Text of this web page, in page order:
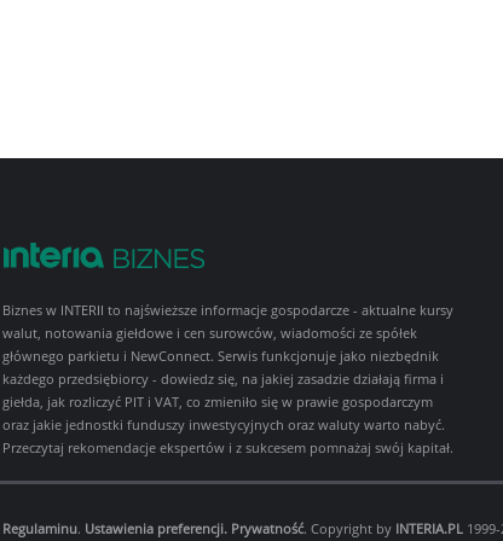
Biznes w INTERII to najświeższe informacje gospodarcze - aktualne kursy
walut, notowania giełdowe i cen surowców, wiadomości ze spółek
głównego parkietu i NewConnect. Serwis funkcjonuje jako niezbędnik
każdego przedsiębiorcy - dowiedz się, na jakiej zasadzie działają firma i
giełda, jak rozliczyć PIT i VAT, co zmieniło się w prawie gospodarczym
oraz jakie jednostki funduszy inwestycyjnych oraz waluty warto nabyć.
Przeczytaj rekomendacje ekspertów i z sukcesem pomnażaj swój kapitał.
Regulaminu. Ustawienia preferencji. Prywatność. Copyright by INTERIA.PL